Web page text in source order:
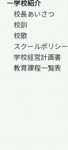
ー学校紹介
校長あいさつ
校訓
校歌
スクールポリシー
学校経営計画書
教育課程一覧表